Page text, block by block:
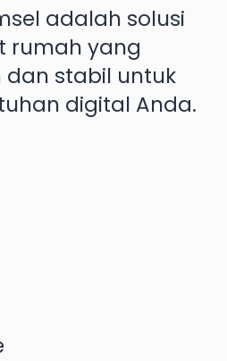
adalah solusi
rumah yang
stabil untuk
digital Anda.